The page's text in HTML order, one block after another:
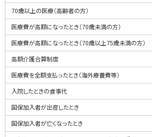
メ
ニ
ュ
ー
70歳以上の医療（高齢者の方）
医療費が高額になったとき（70歳未満の方）
医療費が高額になったとき（70歳以上75歳未満の方）
高額介護合算制度
医療費を全額支払ったとき（海外療養費等）
入院したときの食事代
国保加入者が出産したとき
国保加入者が亡くなったとき